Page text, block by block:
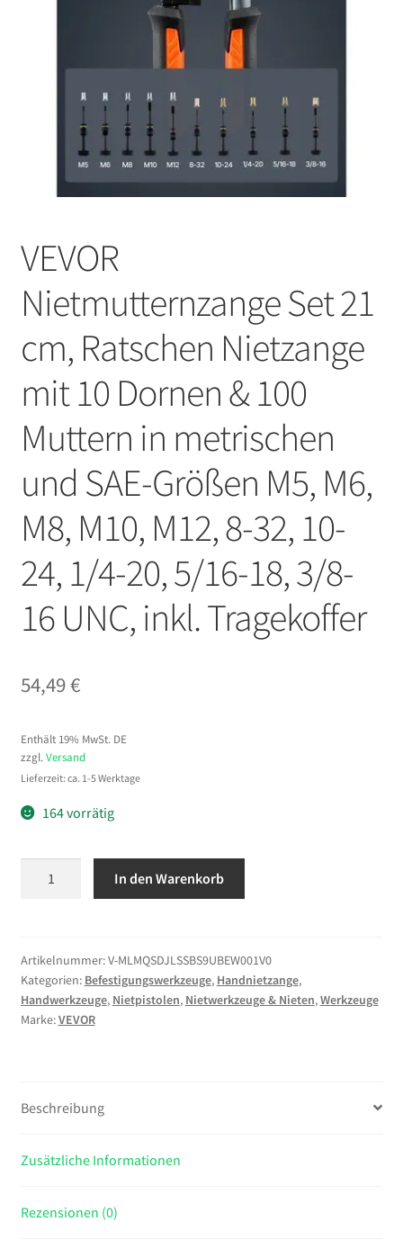
VEVOR
Nietmutternzange Set 21
cm, Ratschen Nietzange
mit 10 Dornen & 100
Muttern in metrischen
und SAE-Größen M5, M6,
M8, M10, M12, 8-32, 10-
24, 1/4-20, 5/16-18, 3/8-
16 UNC, inkl. Tragekoffer
54,49€
Enthält 19% MwSt. DE
zzgl. Versand
Lieferzeit: ca. 1-5 Werktage
164 vorrätig
cm,
Ratschen
Nietzange
mit
100
in
und
In den Warenkorb
Artikelnummer:V-MLMQSDJLSSBS9UBEW001V0
Kategorien: Befestigungswerkzeuge, Handnietzange,
Handwerkzeuge, Nietpistolen, Nietwerkzeuge & Nieten,Werkzeuge
Marke:VEVOR
Beschreibung
Zusätzliche Informationen
Rezensionen (0)